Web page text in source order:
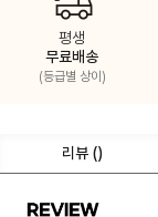
평생
무료배송
(등급별 상이)
리뷰 ()